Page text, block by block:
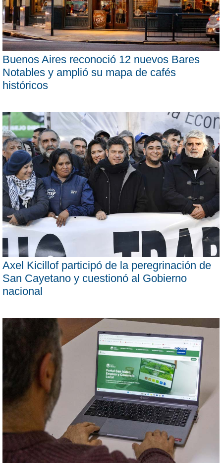
Buenos Aires reconoció 12 nuevos Bares
Notables y amplió su mapa de cafés
históricos
Axel Kicillof participó de la peregrinación de
San Cayetano y cuestionó al Gobierno
nacional